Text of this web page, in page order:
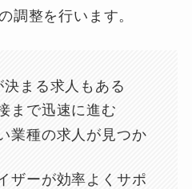
調整を行います。
まる求人もある
まで迅速に進む
業種の求人が見つか
ザーが効率よくサポ